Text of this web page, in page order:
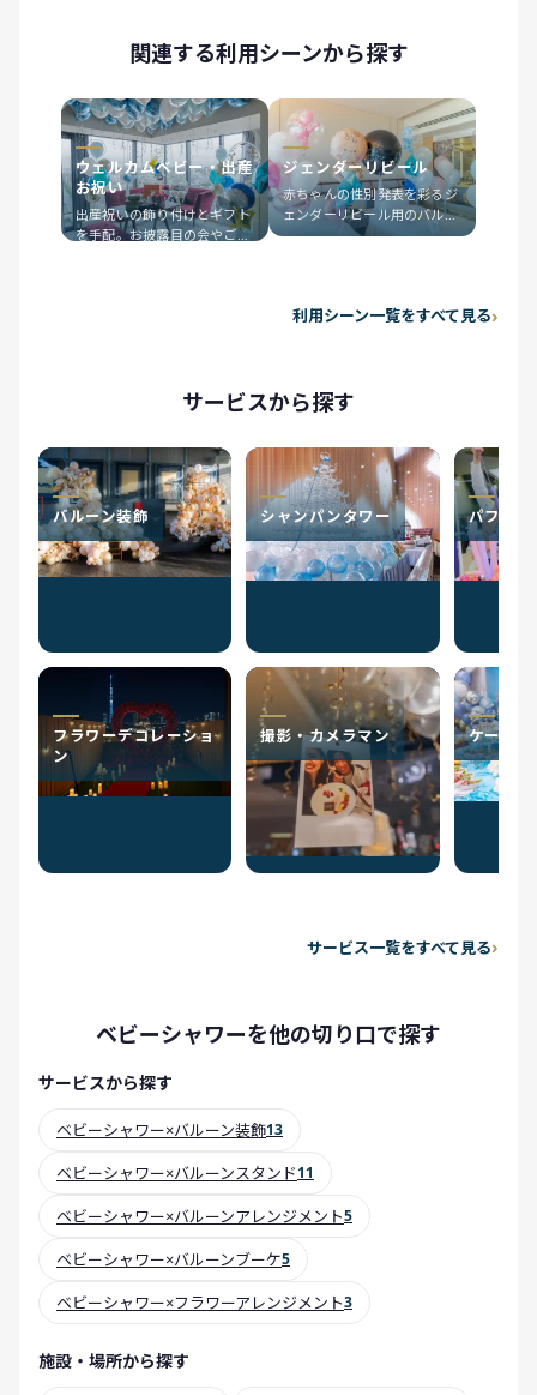
関連する利用シーンから探す
ウェルカムベビー・出産
お祝い
出産祝いの飾り付けとギフト
を手配。お披露目の会やご自
ジェンダーリビール
赤ちゃんの性別発表を彩るジ
ェンダーリビール用のバルー
ン・風船をご用意。会場装飾
利用シーン一覧をすべて見る
サービスから探す
バルーン装飾
フラワーデコレーショ
ン
シャンパンタワー
撮影・カメラマン
パフォー
ケータリ
サービス一覧をすべて見る
ベビーシャワーを他の切り口で探す
サービスから探す
ベビーシャワー×バルーン装飾13
ベビーシャワー×バルーンスタンド11
ベビーシャワー×バルーンアレンジメント5
ベビーシャワー×バルーンブーケ5
ベビーシャワー×フラワーアレンジメント3
施設・場所から探す